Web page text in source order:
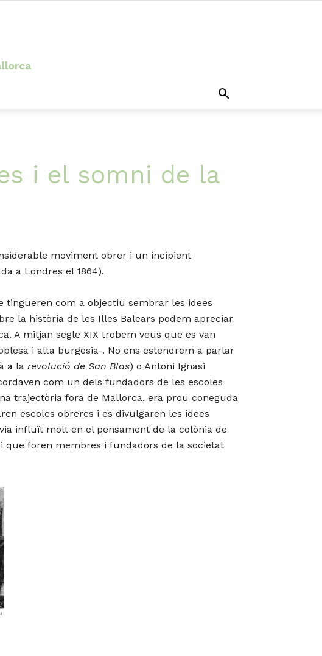
i el somni de la
moviment obrer i un incipient
a Londres el 1864).
com a objectiu sembrar les idees
la història de les Illes Balears podem apreciar
A mitjan segle XIX trobem veus que es van
i alta burgesia-. No ens estendrem a parlar
a la revolució de San Blas) o Antoni Ignasi
com un dels fundadors de les escoles
trajectòria fora de Mallorca, era prou coneguda
escoles obreres i es divulgaren les idees
influït molt en el pensament de la colònia de
que foren membres i fundadors de la societat